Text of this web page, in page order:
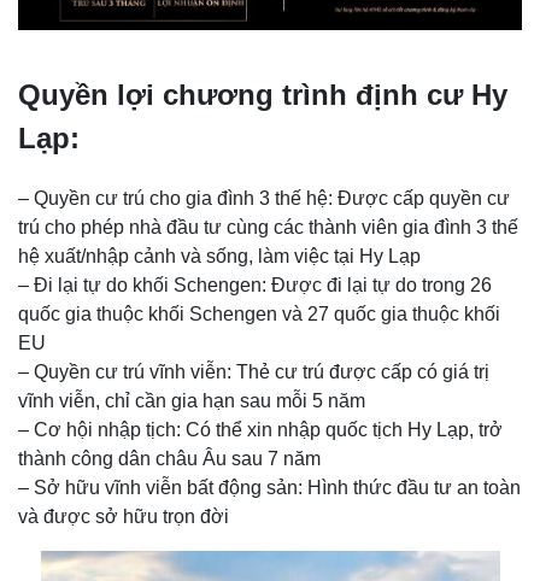
Quyền lợi chương trình định cư Hy
Lạp:
– Quyền cư trú cho gia đình 3 thế hệ: Được cấp quyền cư
trú cho phép nhà đầu tư cùng các thành viên gia đình 3 thế
hệ xuất/nhập cảnh và sống, làm việc tại Hy Lạp
– Đi lại tự do khối Schengen: Được đi lại tự do trong 26
quốc gia thuộc khối Schengen và 27 quốc gia thuộc khối
EU
– Quyền cư trú vĩnh viễn: Thẻ cư trú được cấp có giá trị
vĩnh viễn, chỉ cần gia hạn sau mỗi 5 năm
– Cơ hội nhập tịch: Có thể xin nhập quốc tịch Hy Lạp, trở
thành công dân châu Âu sau 7 năm
– Sở hữu vĩnh viễn bất động sản: Hình thức đầu tư an toàn
và được sở hữu trọn đời